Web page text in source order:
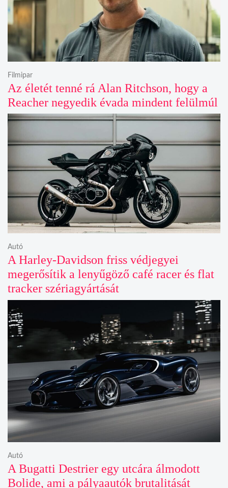
Az életét tenné rá Alan Ritchson, hogy a
Reacher negyedik évada mindent felülmúl
Filmipar
A Harley-Davidson friss védjegyei
megerősítik a lenyűgöző café racer és flat
tracker szériagyártását
Autó
A Bugatti Destrier egy utcára álmodott
Bolide, ami a pályaautók brutalitását
Autó